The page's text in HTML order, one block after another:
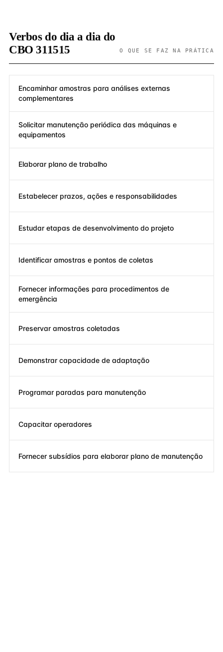
Verbos do dia a dia do
CBO 311515
O QUE SE FAZ NA PRÁTICA
Encaminhar amostras para análises externas
complementares
Solicitar manutenção periódica das máquinas e
equipamentos
Elaborar plano de trabalho
Estabelecer prazos, ações e responsabilidades
Estudar etapas de desenvolvimento do projeto
Identificar amostras e pontos de coletas
Fornecer informações para procedimentos de
emergência
Preservar amostras coletadas
Demonstrar capacidade de adaptação
Programar paradas para manutenção
Capacitar operadores
Fornecer subsídios para elaborar plano de manutenção